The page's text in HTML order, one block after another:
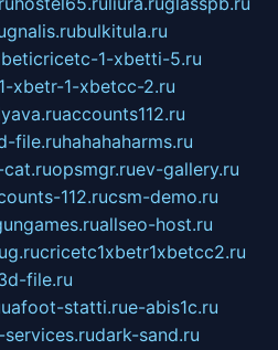
gnalis.rubulkitula.ru
1-xbetti-5.ru
xbetr-1-xbetcc-2.ru
accounts112.ru
file.ruhahahaharms.ru
opsmgr.ruev-gallery.ru
112.rucsm-demo.ru
allseo-host.ru
cricetc1xbetr1xbetcc2.ru
file.ru
uafoot-statti.rue-abis1c.ru
dark-sand.ru